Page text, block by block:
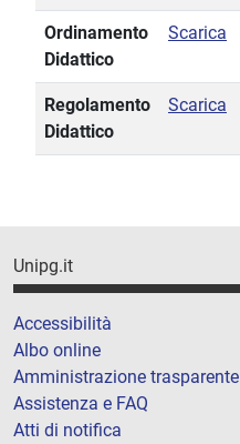
Ordinamento
Didattico
Scarica
Regolamento
Didattico
Scarica
Unipg.it
Accessibilità
Albo online
Amministrazione trasparente
Assistenza e FAQ
Atti di notifica